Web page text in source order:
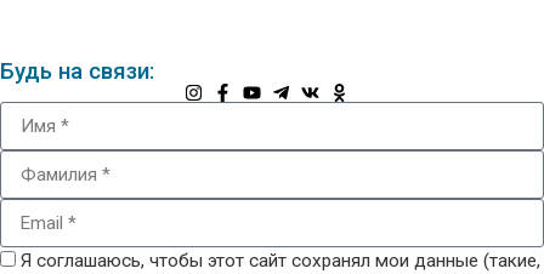
Будь на связи:
Я соглашаюсь, чтобы этот сайт сохранял мои данные (такие,